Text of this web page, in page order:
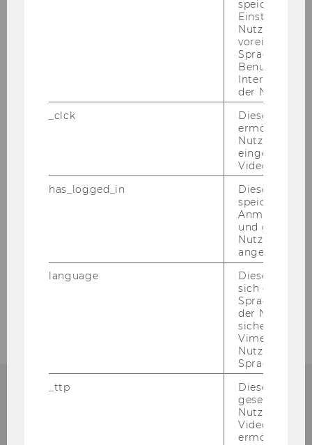
Events
speichert
Nutzer*in, zB.
Sprache,
der Nutzer*in
_clck
Dieses Cookie
ermöglicht
Nutzung des
Video Players
has_logged_in
Dieses Cookie
speichert
und ob sich
Nutzer*in
angemeldet
language
Dieses
sich die
der
Vimeo in der
Nutzer
Sprache
_ttp
Dieser
gesetzt, um
Nutzung des
Videoplayers
ermöglichen